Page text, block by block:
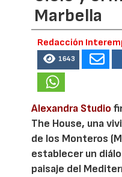
Marbella
Redacción
1643
Alexandra Studio
The House, una
de los Monteros
establecer un
paisaje del